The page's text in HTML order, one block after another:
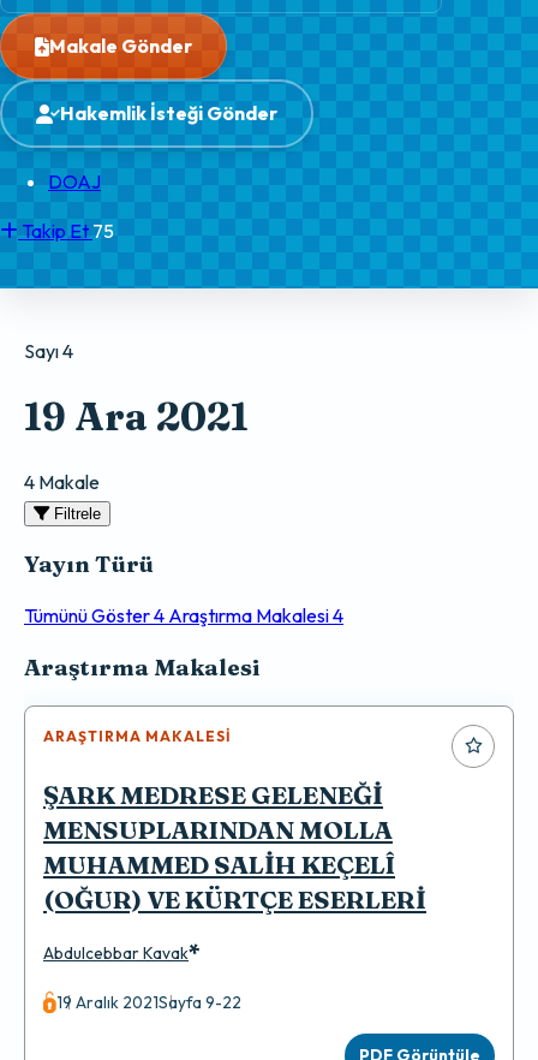
Makale Gönder
Hakemlik İsteği Gönder
DOAJ
Takip Et 75
Sayı 4
19 Ara 2021
4 Makale
Filtrele
Yayın Türü
Tümünü Göster4 Araştırma Makalesi4
Makaleler
Araştırma Makalesi
ARAŞTIRMA MAKALESI
ŞARK MEDRESE GELENEĞİ
MENSUPLARINDAN MOLLA
MUHAMMED SALİH KEÇELÎ
(OĞUR) VE KÜRTÇE ESERLERİ
Abdulcebbar Kavak*
19 Aralık 2021Sayfa 9-22
PDF Görüntüle